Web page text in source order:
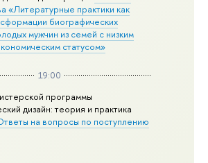
«Литературные практики как
биографических
мужчин из семей с низким
статусом»
19:00
программы
дизайн: теория и практика
на вопросы по поступлению